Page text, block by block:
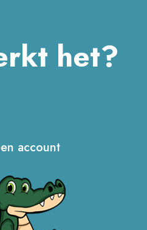
het?
account